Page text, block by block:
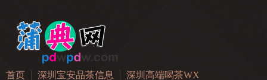
首页 深圳宝安品茶信息 深圳高端喝茶WX